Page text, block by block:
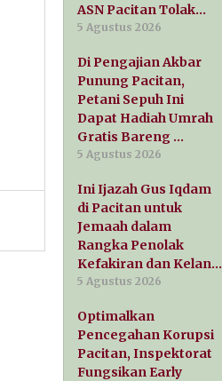
ASN Pacitan Tolak…
5 Agustus 2026
Di Pengajian Akbar
Punung Pacitan,
Petani Sepuh Ini
Dapat Hadiah Umrah
Gratis Bareng …
5 Agustus 2026
Ini Ijazah Gus Iqdam
di Pacitan untuk
Jemaah dalam
Rangka Penolak
Kefakiran dan Kelan…
5 Agustus 2026
Optimalkan
Pencegahan Korupsi
Pacitan, Inspektorat
Fungsikan Early